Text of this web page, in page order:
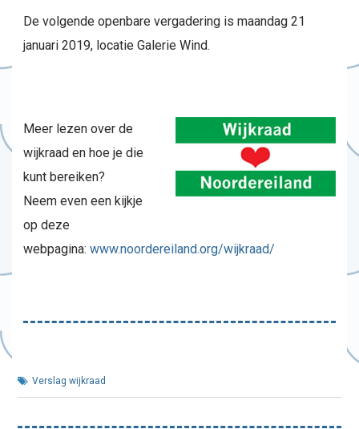
De volgende openbare vergadering is maandag 21
januari 2019, locatie Galerie Wind.
Meer lezen over de
wijkraad en hoe je die
kunt bereiken?
Neem even een kijkje
op deze
webpagina: www.noordereiland.org/wijkraad/
Verslag wijkraad